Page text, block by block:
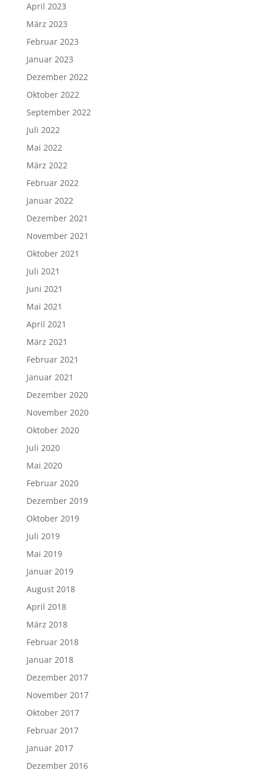
April 2023
März 2023
Februar 2023
Januar 2023
Dezember 2022
Oktober 2022
September 2022
Juli 2022
Mai 2022
März 2022
Februar 2022
Januar 2022
Dezember 2021
November 2021
Oktober 2021
Juli 2021
Juni 2021
Mai 2021
April 2021
März 2021
Februar 2021
Januar 2021
Dezember 2020
November 2020
Oktober 2020
Juli 2020
Mai 2020
Februar 2020
Dezember 2019
Oktober 2019
Juli 2019
Mai 2019
Januar 2019
August 2018
April 2018
März 2018
Februar 2018
Januar 2018
Dezember 2017
November 2017
Oktober 2017
Februar 2017
Januar 2017
Dezember 2016